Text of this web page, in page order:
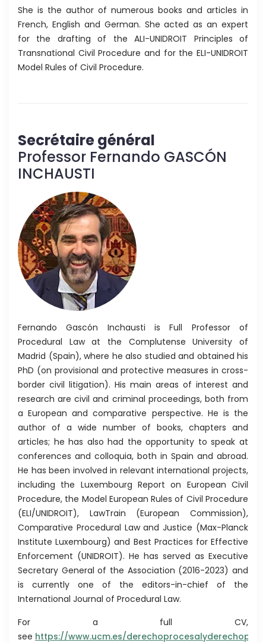
She is the author of numerous books and articles in
French, English and German. She acted as an expert
for the drafting of the ALI-UNIDROIT Principles of
Transnational Civil Procedure and for the ELI-UNIDROIT
Model Rules of Civil Procedure.
Secrétaire général
Professor Fernando GASCÓN
INCHAUSTI
Fernando Gascón Inchausti is Full Professor of
Procedural Law at the Complutense University of
Madrid (Spain), where he also studied and obtained his
PhD (on provisional and protective measures in cross-
border civil litigation). His main areas of interest and
research are civil and criminal proceedings, both from
a European and comparative perspective. He is the
author of a wide number of books, chapters and
articles; he has also had the opportunity to speak at
conferences and colloquia, both in Spain and abroad.
He has been involved in relevant international projects,
including the Luxembourg Report on European Civil
Procedure, the Model European Rules of Civil Procedure
(ELI/UNIDROIT), LawTrain (European Commission),
Comparative Procedural Law and Justice (Max-Planck
Institute Luxembourg) and Best Practices for Effective
Enforcement (UNIDROIT). He has served as Executive
Secretary General of the Association (2016-2023) and
is currently one of the editors-in-chief of the
International Journal of Procedural Law.
For a full CV,
see https://www.ucm.es/